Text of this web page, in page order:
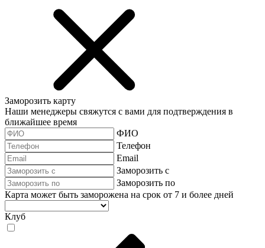
Заморозить карту
Наши менеджеры свяжутся с вами для подтверждения в
ближайшее время
ФИО
Телефон
Email
Заморозить с
Заморозить по
Карта может быть заморожена на срок от 7 и более дней
Клуб